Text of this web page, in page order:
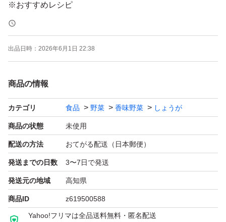
※おすすめレシピ
生姜焼き
生姜シロップ
生姜湯
生姜ご飯
※ 規定の重さ10g以上入れておりますが配送中の乾燥など
で規定より少し軽くなるケースがございます。予めご了承
いただけますと幸いです。
※お値下げはしておりませんので予めご了承ください
出品日時： 2026年6月1日 22:38
商品の情報
カテゴリ 食品 野菜 香味野菜 しょうが
商品の状態 未使用
配送の方法 おてがる配送（日本郵便）
発送までの日数 3〜7日で発送
発送元の地域 高知県
商品ID z619500588
Yahoo!フリマは全品送料無料・匿名配送